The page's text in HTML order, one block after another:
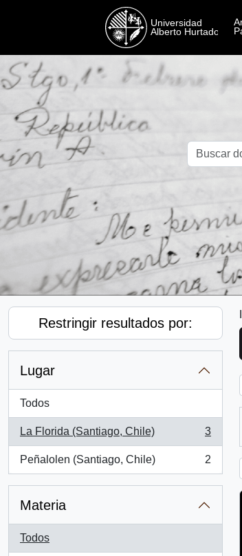
Restringir resultados por:
Lugar
Todos
La Florida (Santiago, Chile)
, 3 resultados
3
Peñalolen (Santiago, Chile)
, 2 resultados
2
Materia
Todos